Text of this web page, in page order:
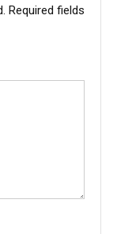
Required fields